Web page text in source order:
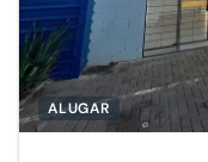
ALUGAR